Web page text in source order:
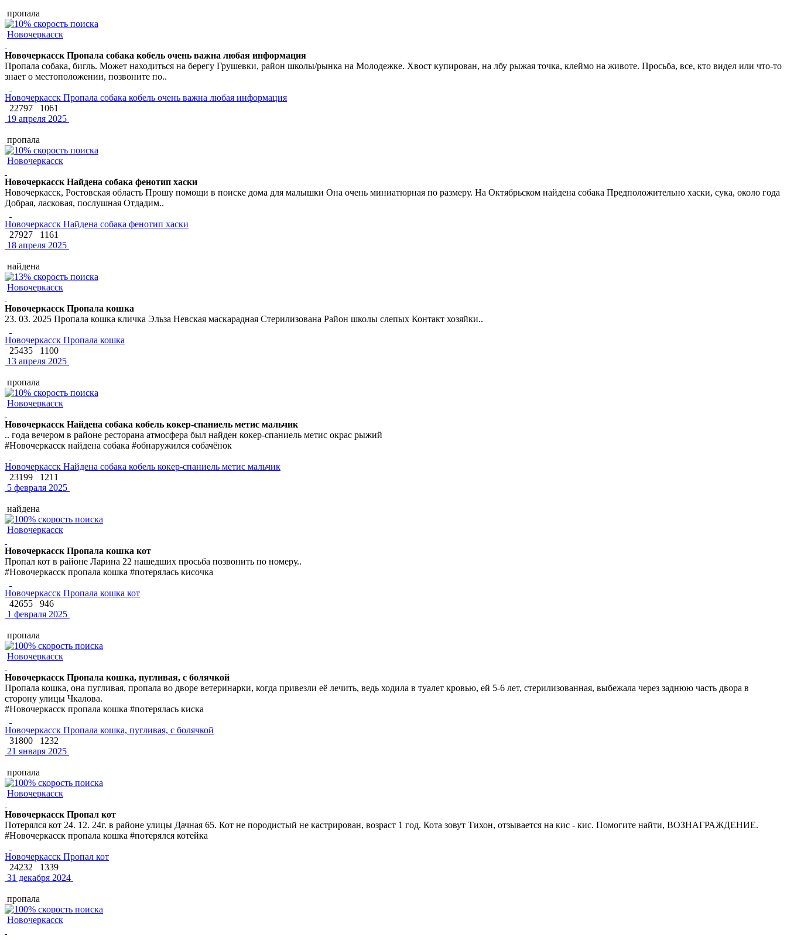
пропала
Новочеркасск
Новочеркасск Пропала собака кобель очень важна любая информация
Пропала собака, бигль. Может находиться на берегу Грушевки, район школы/рынка на Молодежке. Хвост купирован, на лбу рыжая точка, клеймо на животе. Просьба, все, кто видел или что-то
знает о местоположении, позвоните по..
Новочеркасск Пропала собака кобель очень важна любая информация
22797
1061
19 апреля 2025
пропала
Новочеркасск
Новочеркасск Найдена собака фенотип хаски
Новочеркасск, Ростовская область Прошу помощи в поиске дома для малышки Она очень миниатюрная по размеру. На Октябрьском найдена собака Предположительно хаски, сука, около года
Добрая, ласковая, послушная Отдадим..
Новочеркасск Найдена собака фенотип хаски
27927
1161
18 апреля 2025
найдена
Новочеркасск
Новочеркасск Пропала кошка
23. 03. 2025 Пропала кошка кличка Эльза Невская маскарадная Стерилизована Район школы слепых Контакт хозяйки..
Новочеркасск Пропала кошка
25435
1100
13 апреля 2025
пропала
Новочеркасск
Новочеркасск Найдена собака кобель кокер-спаниель метис мальчик
.. года вечером в районе ресторана атмосфера был найден кокер-спаниель метис окрас рыжий
#Новочеркасск найдена собака #обнаружился собачёнок
Новочеркасск Найдена собака кобель кокер-спаниель метис мальчик
23199
1211
5 февраля 2025
найдена
Новочеркасск
Новочеркасск Пропала кошка кот
Пропал кот в районе Ларина 22 нашедших просьба позвонить по номеру..
#Новочеркасск пропала кошка #потерялась кисочка
Новочеркасск Пропала кошка кот
42655
946
1 февраля 2025
пропала
Новочеркасск
Новочеркасск Пропала кошка, пугливая, с болячкой
Пропала кошка, она пугливая, пропала во дворе ветеринарки, когда привезли её лечить, ведь ходила в туалет кровью, ей 5-6 лет, стерилизованная, выбежала через заднюю часть двора в
сторону улицы Чкалова.
#Новочеркасск пропала кошка #потерялась киска
Новочеркасск Пропала кошка, пугливая, с болячкой
31800
1232
21 января 2025
пропала
Новочеркасск
Новочеркасск Пропал кот
Потерялся кот 24. 12. 24г. в районе улицы Дачная 65. Кот не породистый не кастрирован, возраст 1 год. Кота зовут Тихон, отзывается на кис - кис. Помогите найти, ВОЗНАГРАЖДЕНИЕ.
#Новочеркасск пропала кошка #потерялся котейка
Новочеркасск Пропал кот
24232
1339
31 декабря 2024
пропала
Новочеркасск